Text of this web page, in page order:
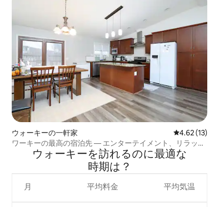
ウォーキーの一軒家 レビュー13
4.62 (13)
ワーキーの最高の宿泊先 — エンターテイメント、リラック
ス、探索を楽しもう
ウォーキーを訪⁠れ⁠るの⁠に最⁠適⁠な
時⁠期⁠は⁠？
月 平均料金 平均気温